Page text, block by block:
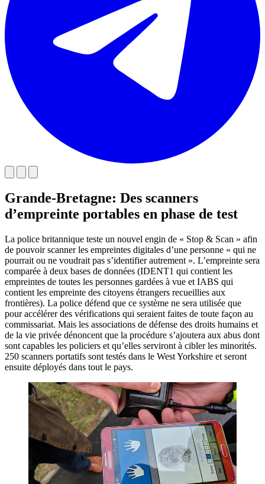
Grande-Bretagne: Des scanners
d’empreinte portables en phase de test
La police britannique teste un nouvel engin de « Stop & Scan » afin
de pouvoir scanner les empreintes digitales d’une personne « qui ne
pourrait ou ne voudrait pas s’identifier autrement ». L’empreinte sera
comparée à deux bases de données (IDENT1 qui contient les
empreintes de toutes les personnes gardées à vue et IABS qui
contient les empreinte des citoyens étrangers recueillies aux
frontières). La police défend que ce système ne sera utilisée que
pour accélérer des vérifications qui seraient faites de toute façon au
commissariat. Mais les associations de défense des droits humains et
de la vie privée dénoncent que la procédure s’ajoutera aux abus dont
sont capables les policiers et qu’elles serviront à cibler les minorités.
250 scanners portatifs sont testés dans le West Yorkshire et seront
ensuite déployés dans tout le pays.